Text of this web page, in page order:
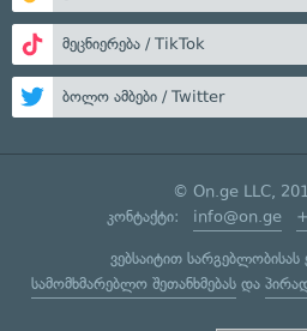
მეცნიერება / TikTok
ბოლო ამბები / Twitter
© On.ge LLC,
კონტაქტი: info@on.ge
ვებსაიტით სარგებლობისას
სამომხმარებლო შეთანხმებასდა